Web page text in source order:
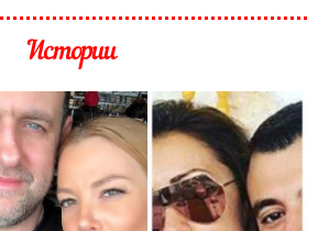
Истории